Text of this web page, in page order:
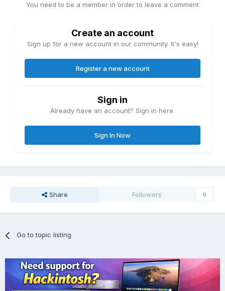
You need to be a member in order to leave a comment
Create an account
Sign up for a new account in our community. It's easy!
Register a new account
Sign in
Already have an account? Sign in here.
Sign In Now
Share Followers 0
Go to topic listing